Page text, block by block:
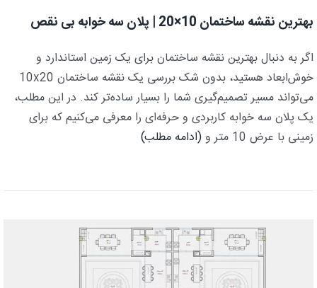
بهترین نقشه ساختمان 10×20 | پلان سه خوابه بی نقص
اگر به دنبال بهترین نقشه ساختمان برای یک زمین استاندارد و
خوش‌ابعاد هستید، بدون شک بررسی یک نقشه ساختمان 10x20
می‌تواند مسیر تصمیم‌گیری شما را بسیار ساده‌تر کند. در این مطلب،
یک پلان سه خوابه کاربردی و حرفه‌ای را معرفی می‌کنیم که برای
زمینی با عرض 10 متر و
(ادامه مطلب)